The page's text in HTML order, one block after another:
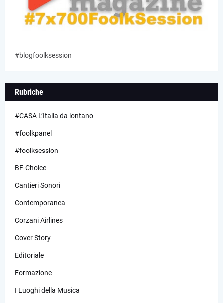
#blogfoolksession
Rubriche
#CASA L’Italia da lontano
#foolkpanel
#foolksession
BF-Choice
Cantieri Sonori
Contemporanea
Corzani Airlines
Cover Story
Editoriale
Formazione
I Luoghi della Musica